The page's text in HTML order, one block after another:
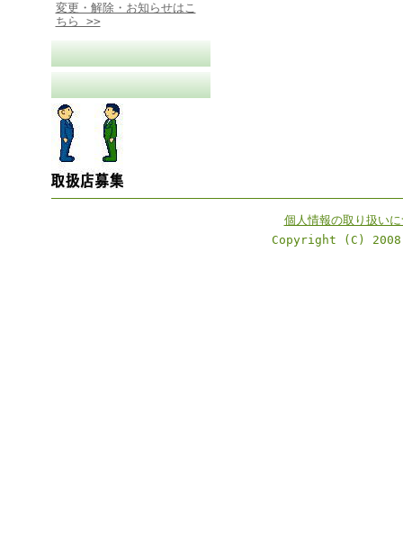
変更・解除・お知らせはこ
ちら >>
個人情報の取り扱い
Copyright (C)